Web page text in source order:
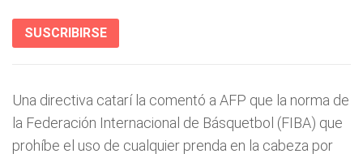
SUSCRIBIRSE
Una directiva catarí la comentó a AFP que la norma de
la Federación Internacional de Básquetbol (FIBA) que
prohíbe el uso de cualquier prenda en la cabeza por